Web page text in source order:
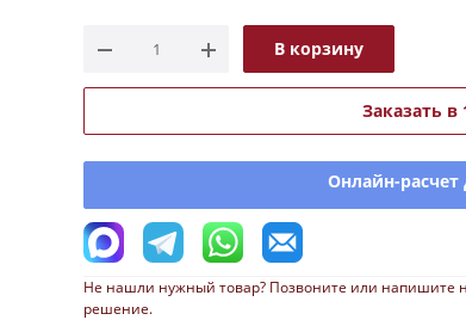
В корзину
Заказать в
Онлайн-
Не нашли нужный товар? Позвоните или напишите
решение.